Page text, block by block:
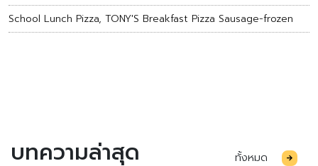
School Lunch Pizza, TONY'S Breakfast Pizza Sausage-frozen
บทความล่าสุด ทั้งหมด